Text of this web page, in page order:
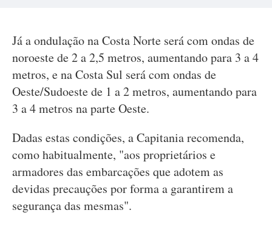
Já a ondulação na Costa Norte será com ondas de
noroeste de 2 a 2,5 metros, aumentando para 3 a 4
metros, e na Costa Sul será com ondas de
Oeste/Sudoeste de 1 a 2 metros, aumentando para
3 a 4 metros na parte Oeste.
Dadas estas condições, a Capitania recomenda,
como habitualmente, "aos proprietários e
armadores das embarcações que adotem as
devidas precauções por forma a garantirem a
segurança das mesmas".